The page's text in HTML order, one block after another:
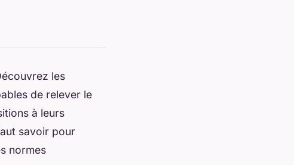
les
de relever le
à leurs
savoir pour
normes